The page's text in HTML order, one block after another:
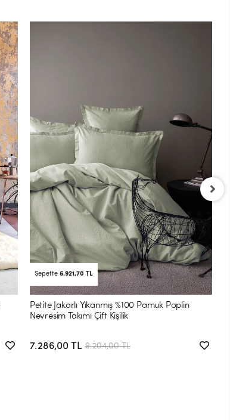
Sepette 6.921,70 TL
Petite Jakarlı Yıkanmış %100 Pamuk Poplin
Nevresim Takımı Çift Kişilik
7.286,00 TL 9.204,00 TL